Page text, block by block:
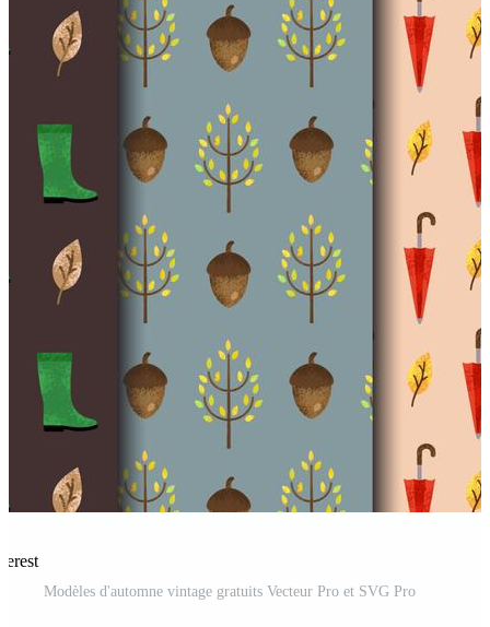
Modèles d'automne vintage gratuits Vecteur Pro et SVG Pro